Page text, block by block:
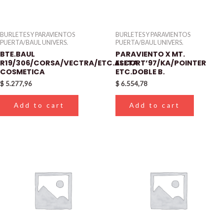
BURLETES Y PARAVIENTOS
PUERTA/BAUL UNIVERS.
BTE.BAUL
R19/306/CORSA/VECTRA/ETC.ALETA
COSMETICA
$ 5.277,96
Add to cart
BURLETES Y PARAVIENTOS
PUERTA/BAUL UNIVERS.
PARAVIENTO X MT.
ESCORT’97/KA/POINTER
ETC.DOBLE B.
$6.554,78
Add to cart